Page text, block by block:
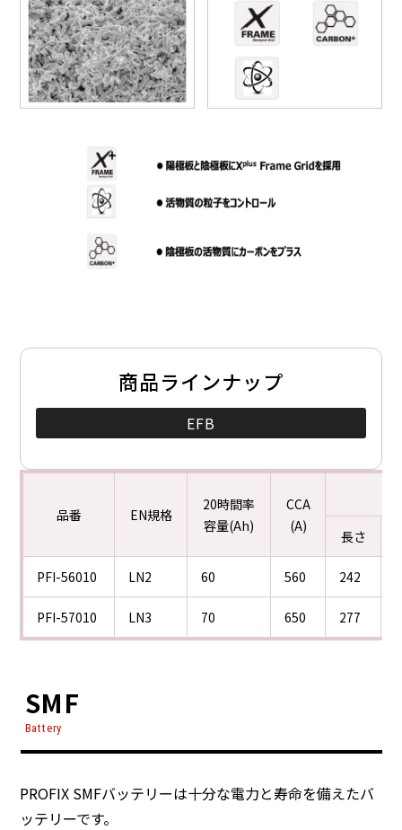
商品ラインナップ
EFB
品番 EN規格
20時間率
容量(Ah)
CCA
(A)
長さ
PFI-56010 LN2 60 560 242
PFI-57010 LN3 70 650 277
SMF
Battery
PROFIX SMFバッテリーは十分な電力と寿命を備えたバ
ッテリーです。